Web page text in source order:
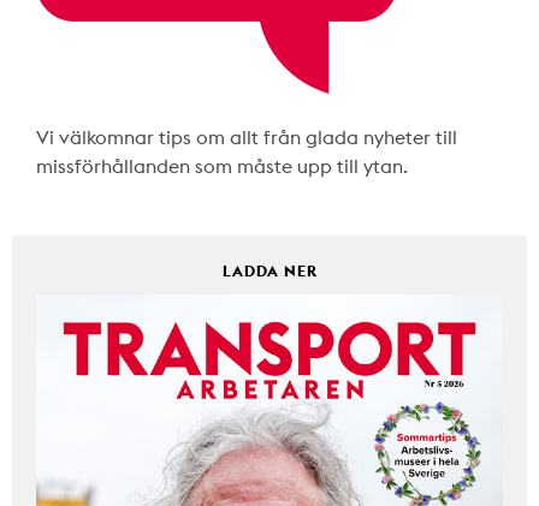
Vi välkomnar tips om allt från glada nyheter till
missförhållanden som måste upp till ytan.
LADDA NER